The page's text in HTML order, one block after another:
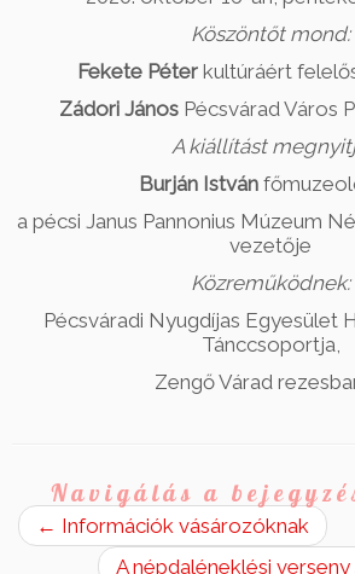
Köszöntőt mond:
Fekete Péter kultúráért
Zádori János Pécsvárad Város
A kiállítást
Burján István
a pécsi Janus Pannonius Múzeum
vezetője
Közreműködnek:
Pécsváradi Nyugdíjas Egyesület
Tánccsoportja,
Zengő Várad
Navigálás a
← Információk vásározóknak
A népdaléneklési